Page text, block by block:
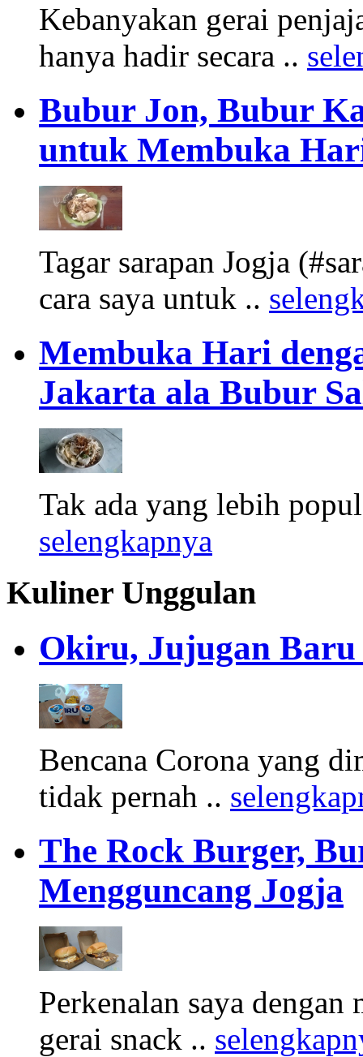
Kebanyakan gerai
hanya hadir secara ..
Bubur Jon, Bubur
untuk Membuka
Tagar sarapan Jogja
cara saya untuk ..
Membuka Hari
Jakarta ala Bubur
Tak ada yang lebih
selengkapnya
Kuliner Unggulan
Okiru, Jujugan Baru
Bencana Corona yang
tidak pernah ..
The Rock Burger,
Mengguncang Jogja
Perkenalan saya
gerai snack ..